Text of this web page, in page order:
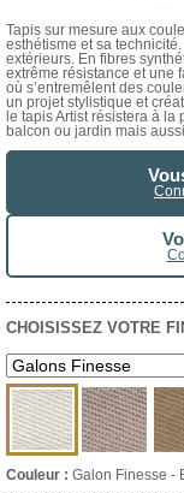
Tapis sur mesure aux
esthétisme et sa
extérieurs. En fibres
extrême résistance et une
où s’entremêlent des
un projet stylistique et
le tapis Artist résistera à
balcon ou jardin mais
CHOISISSEZ VOTRE
Couleur : Galon Finesse -